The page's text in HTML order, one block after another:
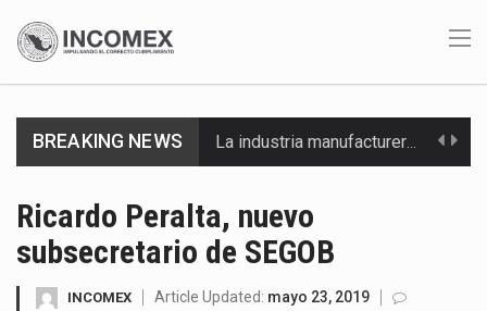
BREAKING NEWS La industria manufacturera de exportación afiliada a Index en Nuevo León ha alcanzado hasta 10%…
El Tribunal Federal de Justicia Administrativa (TFJA), a través de su Segunda Sala Regional en…
Ricardo Peralta, nuevo
subsecretario de SEGOB
INCOMEX Article Updated: mayo 23, 2019